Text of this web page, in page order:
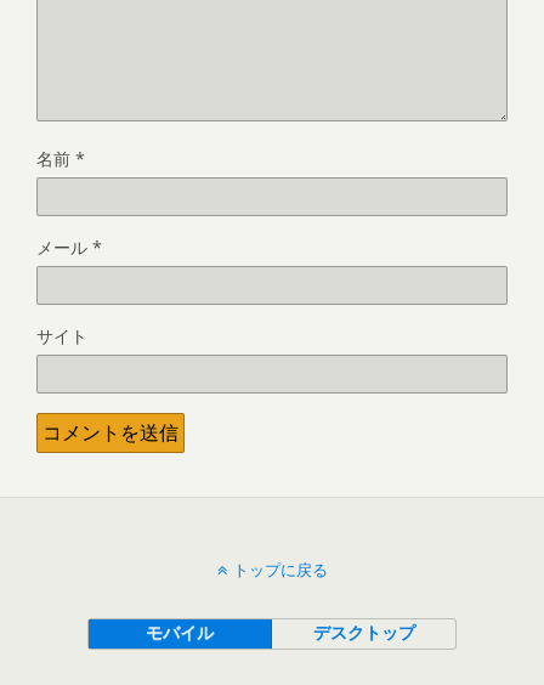
名前 *
メール *
サイト
トップに戻る
モバイル デスクトップ